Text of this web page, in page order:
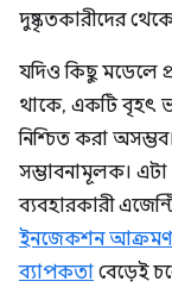
দুষ্কৃতকারীদের
যদিও কিছু মডেলে
থাকে, একটি বৃহৎ
নিশ্চিত করা
সম্ভাবনামূলক।
ব্যবহারকারী
ইনজেকশন আক্রমণ
ব্যাপকতা বেড়েই